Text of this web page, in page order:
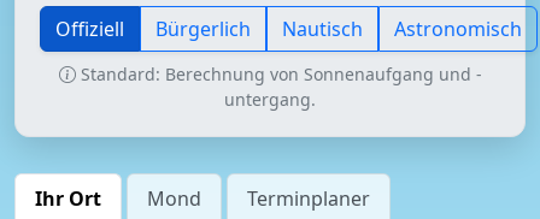
Offiziell Bürgerlich Nautisch Astronomisch
Standard: Berechnung von Sonnenaufgang und -
untergang.
Ihr Ort Mond
Terminplaner